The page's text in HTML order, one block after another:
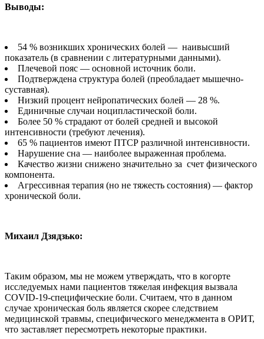
Выводы:
54 % возникших хронических болей — наивысший
показатель (в сравнении с литературными данными).
Плечевой пояс — основной источник боли.
Подтверждена структура болей (преобладает мышечно-
суставная).
Низкий процент нейропатических болей — 28 %.
Единичные случаи ноципластической боли.
Более 50 % страдают от болей средней и высокой
интенсивности (требуют лечения).
65 % пациентов имеют ПТСР различной интенсивности.
Нарушение сна — наиболее выраженная проблема.
Качество жизни снижено значительно за счет физического
компонента.
Агрессивная терапия (но не тяжесть состояния) — фактор
хронической боли.
Михаил Дзядзько:
Таким образом, мы не можем утверждать, что в когорте
исследуемых нами пациентов тяжелая инфекция вызвала
COVID-19-специфические боли. Считаем, что в данном
случае хроническая боль является скорее следствием
медицинской травмы, специфического менеджмента в ОРИТ,
что заставляет пересмотреть некоторые практики.